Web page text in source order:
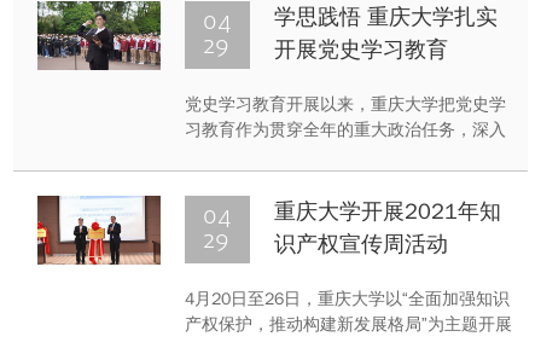
于巡视工作的重要指示精神，通报了有关工
作安排。会上，郭旭明作了动员讲话，对做
好巡视工作提出要求。舒立春主持会议并讲
04
29
学思践悟 重庆大学扎实
开展党史学习教育
党史学习教育开展以来，重庆大学把党史学
习教育作为贯穿全年的重大政治任务，深入
组、重庆市委工作安排，结合学校实际，全
面动员部署，扎实开展形式多样的学习教育
活动。
04
29
重庆大学开展2021年知
识产权宣传周活动
4月20日至26日，重庆大学以“全面加强知识
产权保护，推动构建新发展格局”为主题开展